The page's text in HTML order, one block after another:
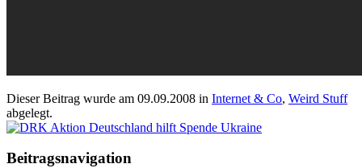
Dieser Beitrag wurde am 09.09.2008 in Internet & Co, Weird Stuff
abgelegt.
Beitragsnavigation